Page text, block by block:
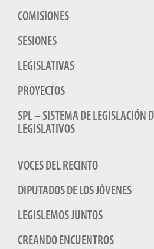
COMISIONES
SESIONES
LEGISLATIVAS
PROYECTOS
SPL – SISTEMA DE LEGISLACIÓN
LEGISLATIVOS
VOCES DEL RECINTO
DIPUTADOS DE LOS JÓVENES
LEGISLEMOS JUNTOS
CREANDO ENCUENTROS